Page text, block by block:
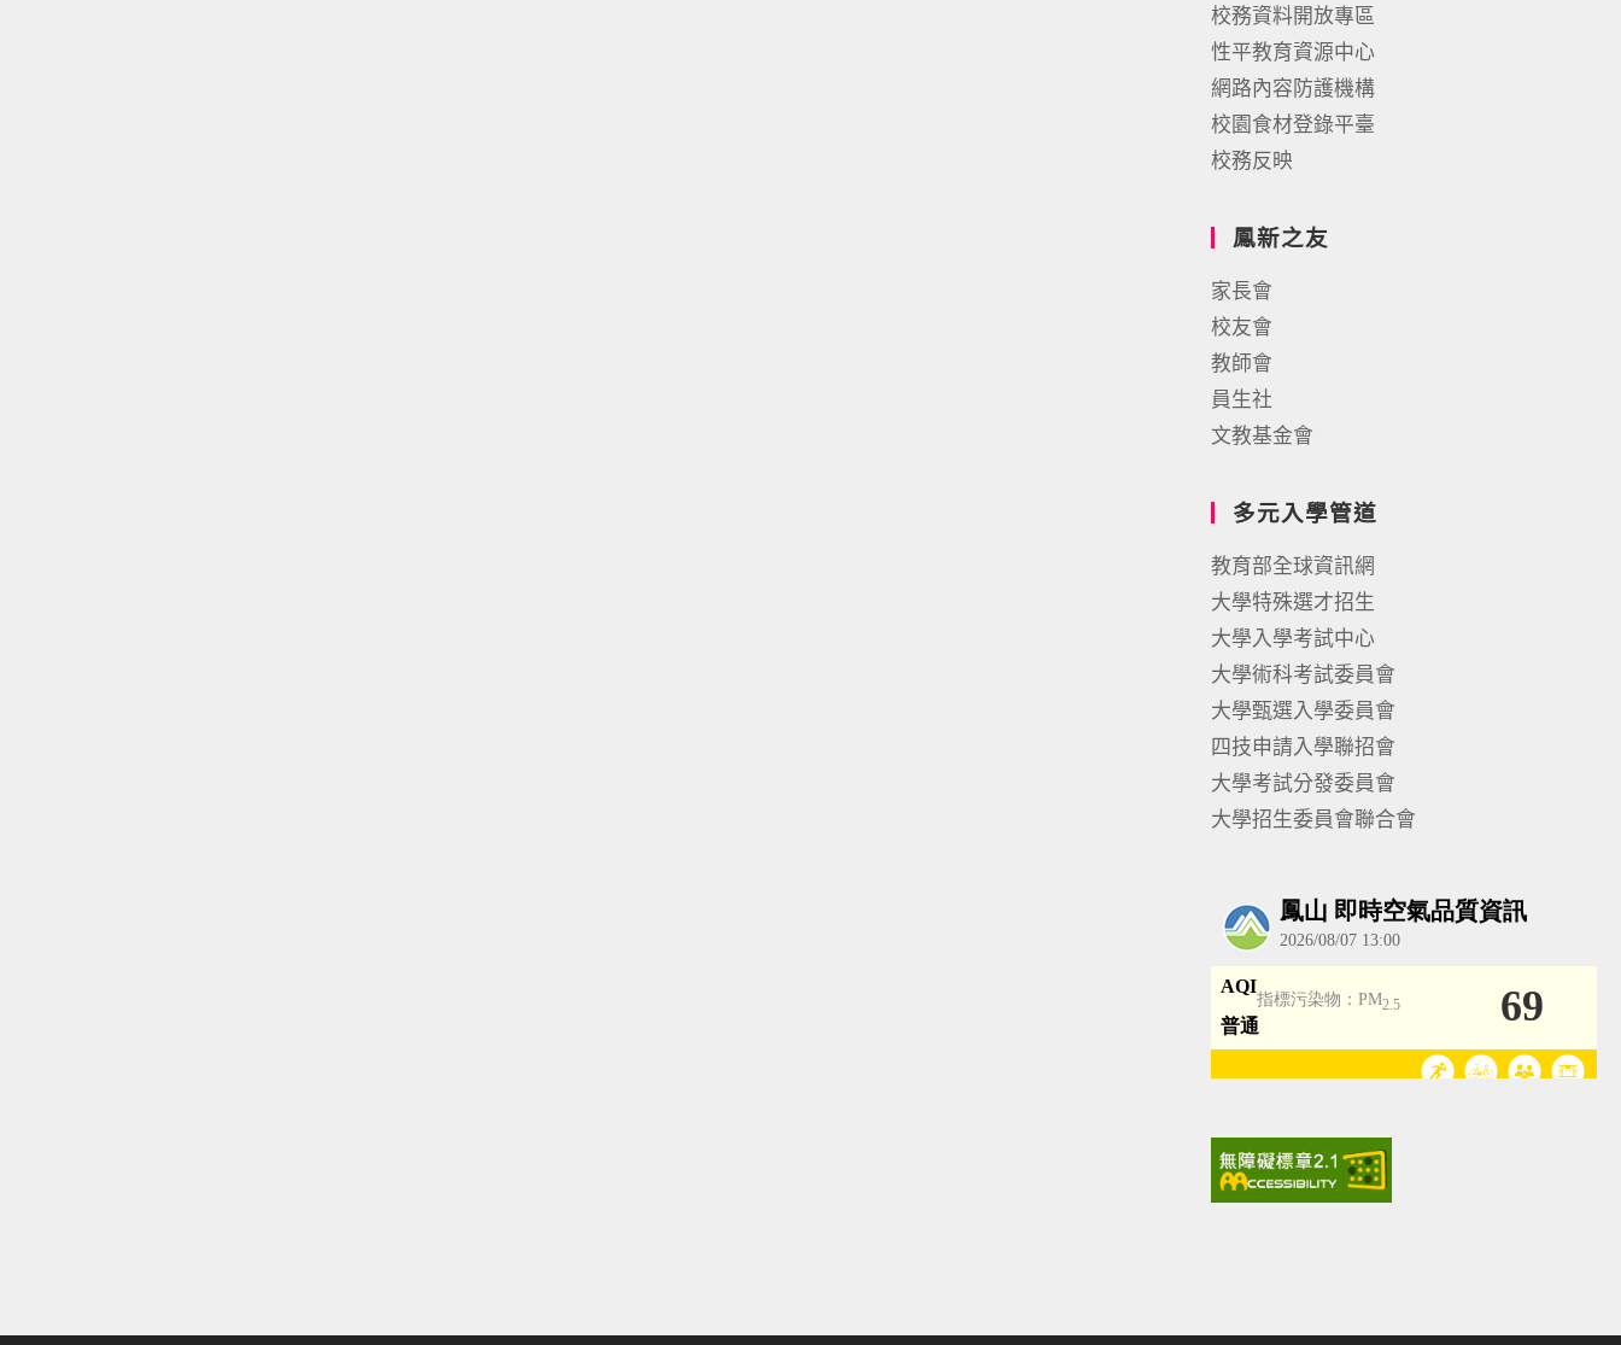
校務資料開放專區
性平教育資源中心
網路內容防護機構
校園食材登錄平臺
校務反映
鳳新之友
家長會
校友會
教師會
員生社
文教基金會
多元入學管道
教育部全球資訊網
大學特殊選才招生
大學入學考試中心
大學術科考試委員會
大學甄選入學委員會
四技申請入學聯招會
大學考試分發委員會
大學招生委員會聯合會